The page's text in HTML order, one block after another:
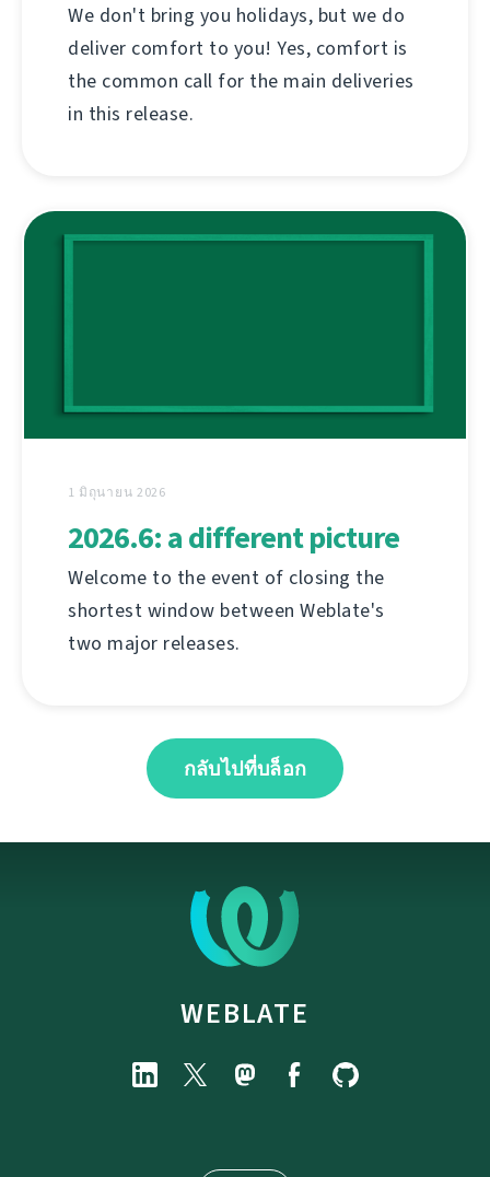
We don't bring you holidays, but we do
deliver comfort to you! Yes, comfort is
the common call for the main deliveries
in this release.
1 มิถุนายน 2026
2026.6: a different picture
Welcome to the event of closing the
shortest window between Weblate's
two major releases.
กลับไปที่บล็อก
WEBLATE